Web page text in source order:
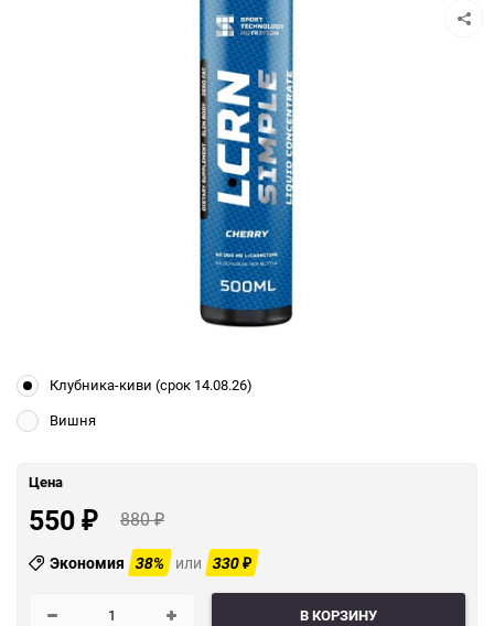
Клубника-киви (срок 14.08.26)
Вишня
Цена
550 ₽ 880₽
Экономия 38% или 330₽
В КОРЗИНУ